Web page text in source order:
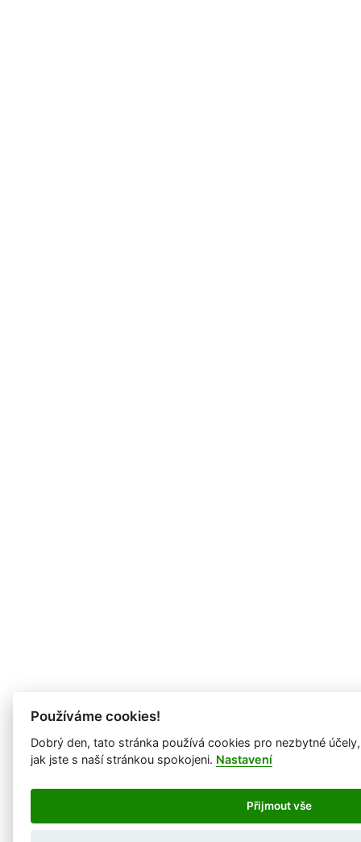
Používáme cookies!
Dobrý den, tato stránka používá cookies pro nezbytné
jak jste s naší stránkou spokojeni. Nastavení
Přijmout vše